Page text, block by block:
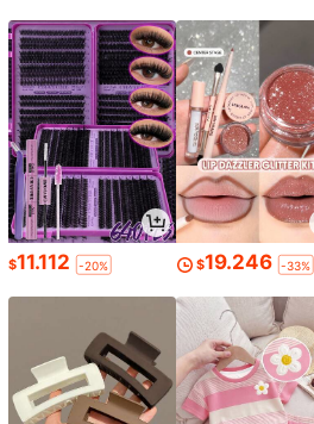
$11.112 -20% $19.246 -33%